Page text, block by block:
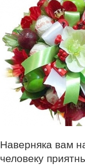
Наверняка вам
человеку